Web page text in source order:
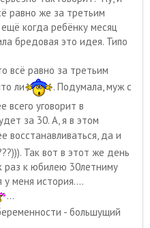
равно же за третьим
когда ребёнку месяц
бредовая это идея. Типо
всё равно за третьим
ли
. Подумала, муж с
всего уговорит в
за 30. А, я в этом
восстанавливаться, да и
Так вот в этот же день
раз к юбилею 30летниму
меня история....
...
- большущий